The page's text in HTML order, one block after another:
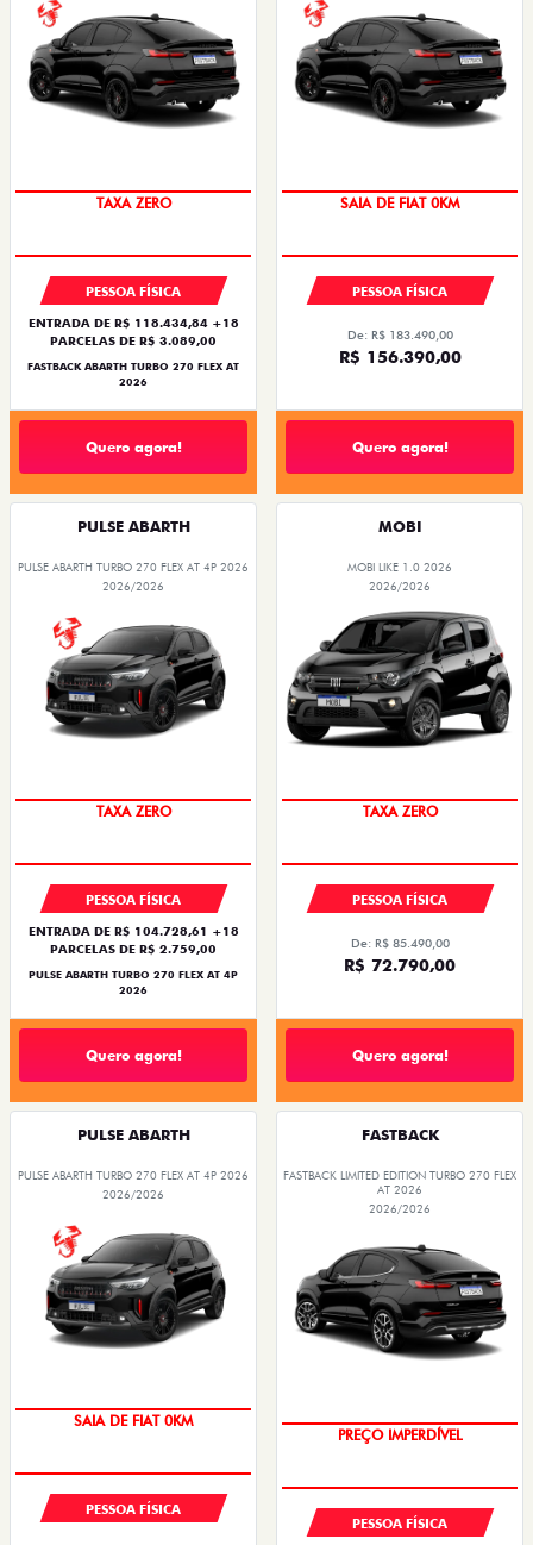
SAIA DE FIAT 0KM
PESSOA FÍSICA
ENTRADA DE R$ 118.434,84 +18
PARCELAS DE R$ 3.089,00
FASTBACK ABARTH TURBO 270 FLEX AT
2026
Quero agora!
PESSOA FÍSICA
De: R$ 183.490,00
R$ 156.390,00
Quero agora!
PULSE ABARTH
PULSE ABARTH TURBO 270 FLEX AT 4P 2026
2026/2026
SAIA DE FIAT 0KM
PESSOA FÍSICA
ENTRADA DE R$ 104.728,61 +18
PARCELAS DE R$ 2.759,00
PULSE ABARTH TURBO 270 FLEX AT 4P
2026
Quero agora!
MOBI
MOBI LIKE 1.0 2026
2026/2026
PREÇO IMPERDÍVEL
PESSOA FÍSICA
De: R$ 85.490,00
R$ 72.790,00
Quero agora!
PULSE ABARTH
PULSE ABARTH TURBO 270 FLEX AT 4P 2026
2026/2026
PESSOA FÍSICA
FASTBACK
FASTBACK LIMITED EDITION TURBO 270 FLEX
AT 2026
2026/2026
COM USADO NA TROCA
PESSOA FÍSICA